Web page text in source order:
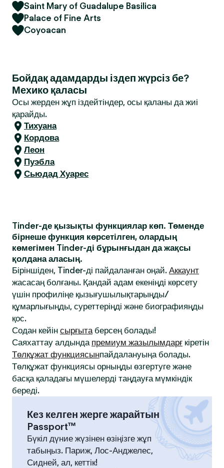
Saint Mary of Guadalupe Basilica
Palace of Fine Arts
Coyoacan
Бойдақ адамдарды іздеп жүрсіз бе?
Мехико қаласы
Осы жерден жұп іздейтіндер, осы қаланы да жиі
қарайды.
Тихуана
Кордова
Леон
Пуэбла
Сьюдад Хуарес
Tinder-де қызықты функциялар көп. Төменде
бірнеше функция көрсетілген, олардың
көмегімен Tinder-ді бұрынғыдан да жақсы
қолдана аласың.
Біріншіден, Tinder-ді пайдаланған оңай. Аккаунт
жасасаң болғаны. Қандай адам екеніңді көрсету
үшін профиліңе қызығушылықтарыңды/
құмарлығыңды, суреттеріңді және биографияңды
қос.
Содан кейін сырғытаберсең болады!
Саяхаттау алдында премиум жазылымдарғ кіретін
Төлқұжат функциясынпайдалануыңа болады.
Төлқұжат функциясы орныңды өзгертуге және
басқа қаладағы мүшелерді таңдауға мүмкіндік
береді.
Кез келген жерге жарайтын
Passport™
Бүкіл дүние жүзінен өзіңізге жұп
табыңыз. Париж, Лос-Анджелес,
Сидней, ал, кеттік!